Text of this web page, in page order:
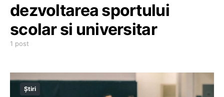
dezvoltarea sportului
scolar si universitar
1 post
Știri